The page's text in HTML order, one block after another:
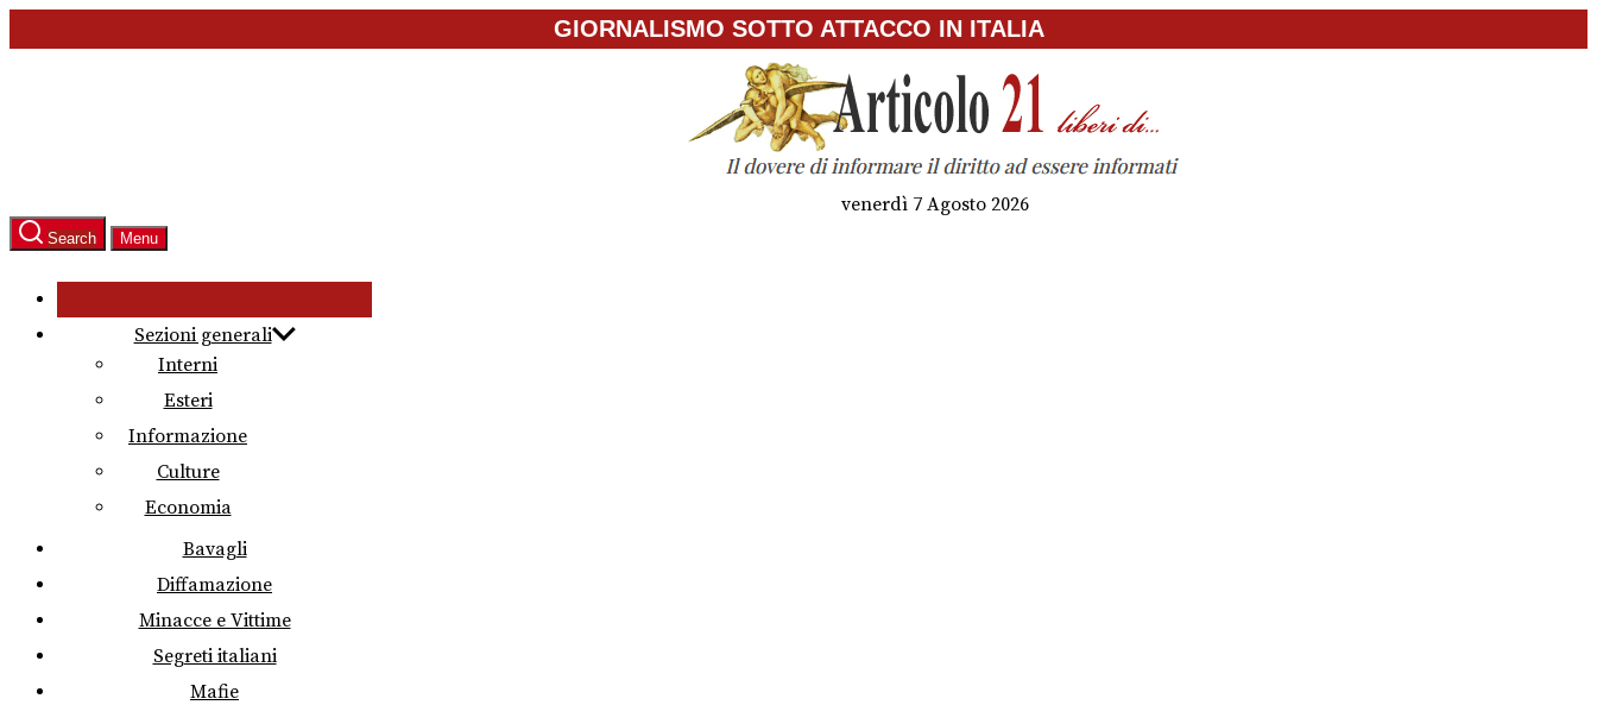
to
GIORNALISMO SOTTO ATTACCO IN ITALIA
venerdì 7 Agosto 2026
Search Menu
Sezioni generali
Interni
Esteri
Informazione
Culture
Economia
Bavagli
Diffamazione
Minacce e Vittime
Segreti italiani
Mafie